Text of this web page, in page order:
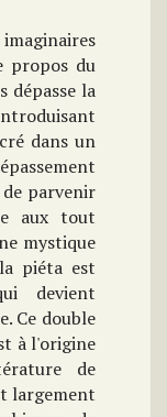
propos du
dépasse la
dans un
parvenir
aux tout
mystique
piéta est
devient
Ce double
à l'origine
de
largement